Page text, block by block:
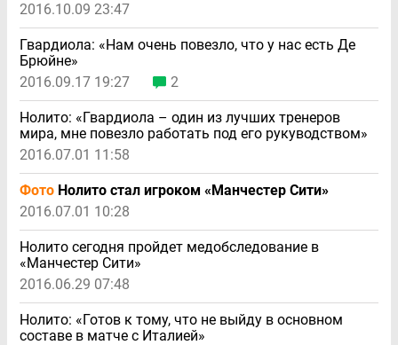
2016.10.09 23:47
Гвардиола: «Нам очень повезло, что у нас есть Де
Брюйне»
2016.09.17 19:27
2
Нолито: «Гвардиола – один из лучших тренеров
мира, мне повезло работать под его рукуводством»
2016.07.01 11:58
Фото Нолито стал игроком «Манчестер Сити»
2016.07.01 10:28
Нолито сегодня пройдет медобследование в
«Манчестер Сити»
2016.06.29 07:48
Нолито: «Готов к тому, что не выйду в основном
составе в матче с Италией»